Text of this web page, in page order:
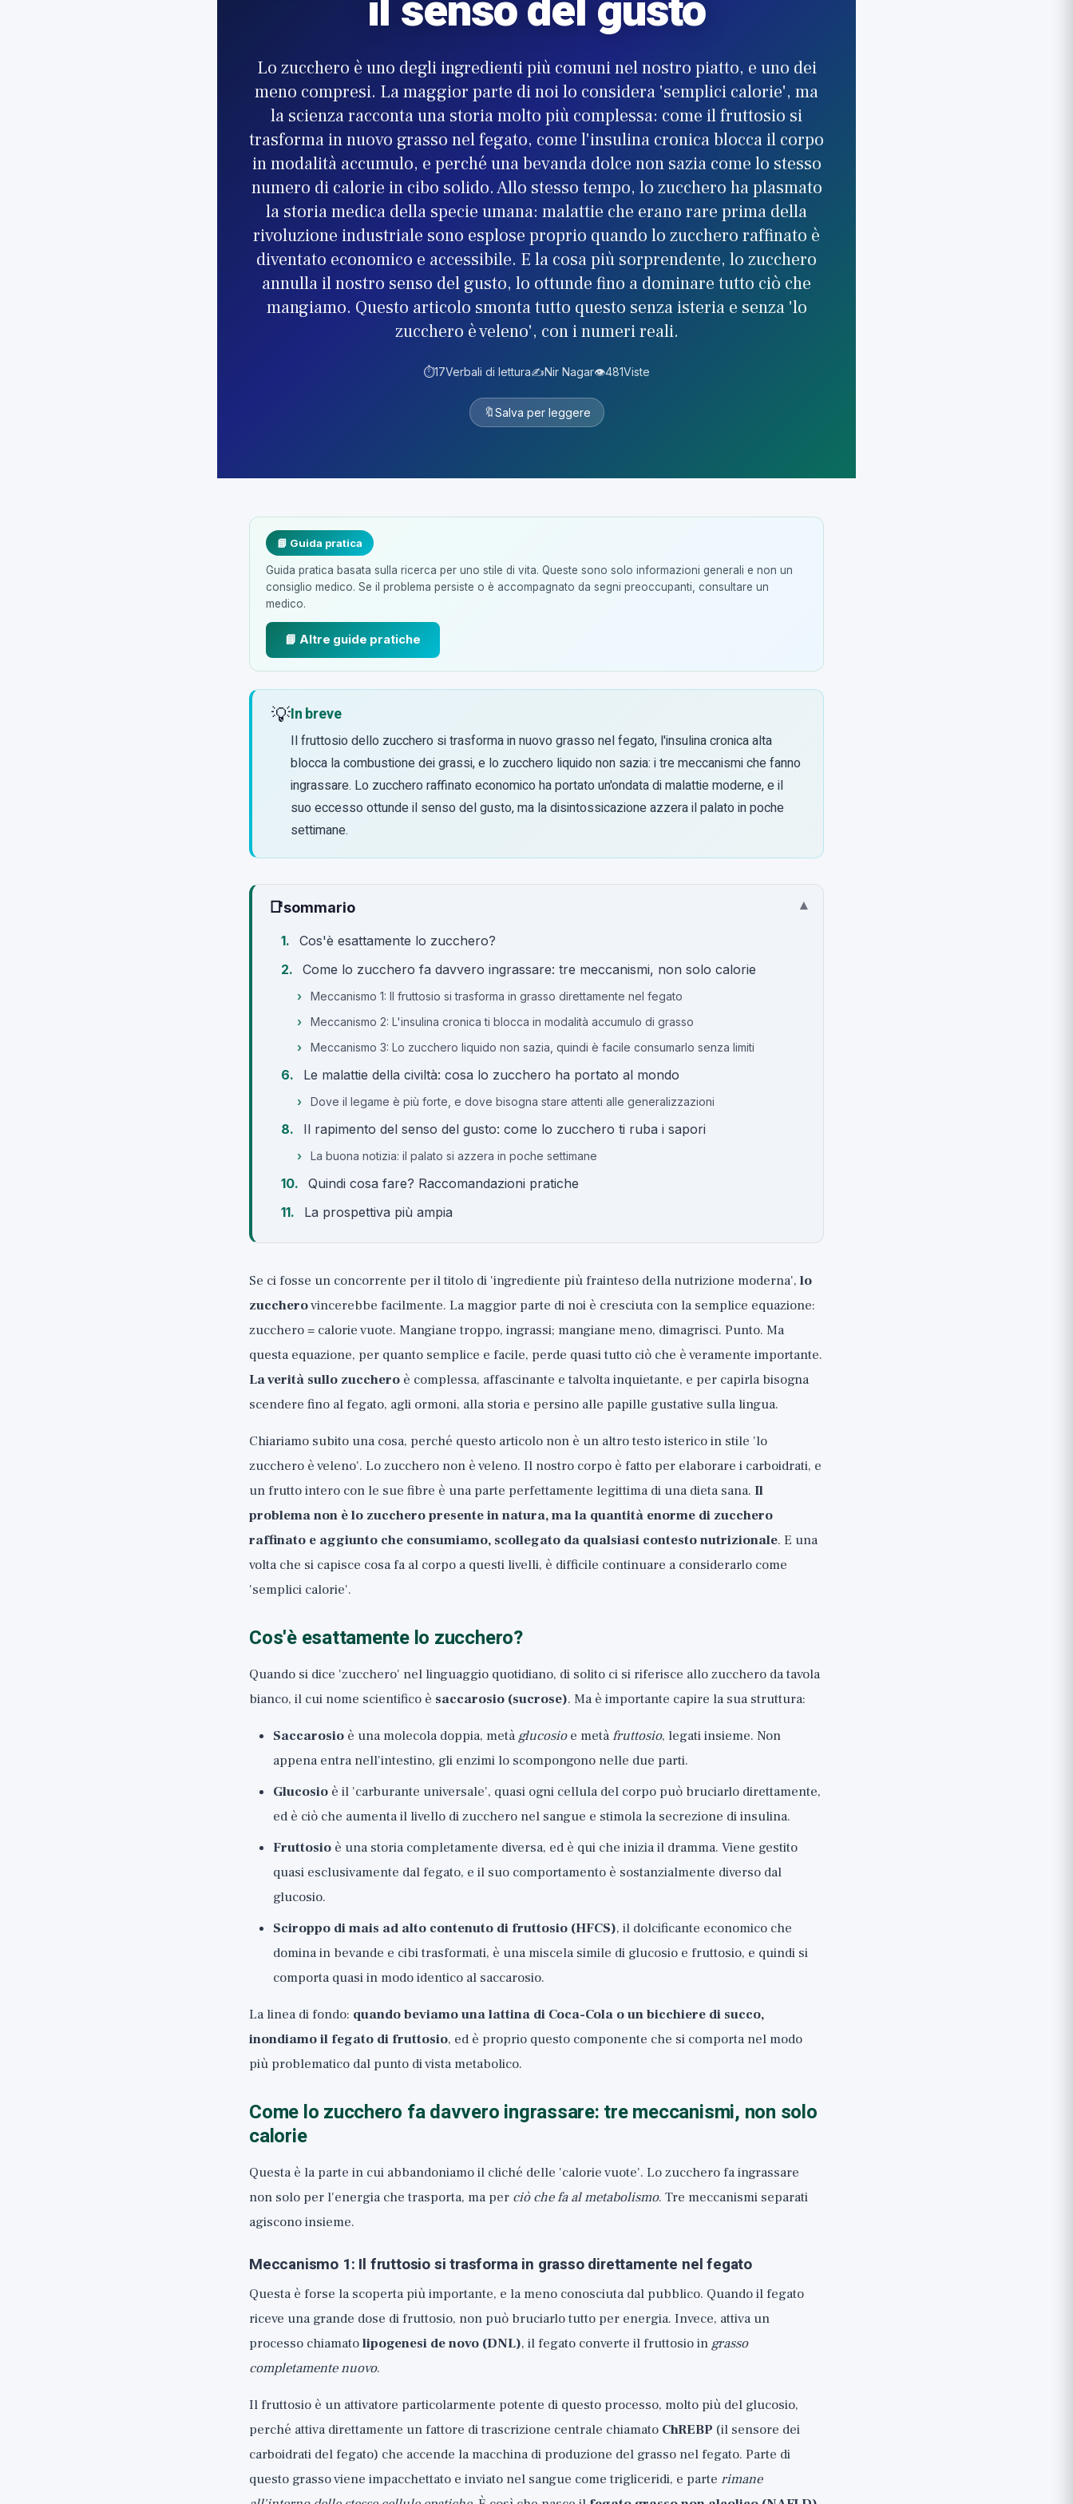
Lo zucchero è uno degli ingredienti più comuni nel nostro piatto, e uno dei
meno compresi. La maggior parte di noi lo considera 'semplici calorie', ma
la scienza racconta una storia molto più complessa: come il fruttosio si
trasforma in nuovo grasso nel fegato, come l'insulina cronica blocca il corpo
in modalità accumulo, e perché una bevanda dolce non sazia come lo stesso
numero di calorie in cibo solido. Allo stesso tempo, lo zucchero ha plasmato
la storia medica della specie umana: malattie che erano rare prima della
rivoluzione industriale sono esplose proprio quando lo zucchero raffinato è
diventato economico e accessibile. E la cosa più sorprendente, lo zucchero
annulla il nostro senso del gusto, lo ottunde fino a dominare tutto ciò che
mangiamo. Questo articolo smonta tutto questo senza isteria e senza 'lo
zucchero è veleno', con i numeri reali.
⏱️17Verbali di lettura✍️Nir Nagar👁️481Viste
🔖Salva per leggere
📘 Guida pratica
Guida pratica basata sulla ricerca per uno stile di vita. Queste sono solo informazioni generali e non un
consiglio medico. Se il problema persiste o è accompagnato da segni preoccupanti, consultare un
medico.
📘 Altre guide pratiche
💡In breve
Il fruttosio dello zucchero si trasforma in nuovo grasso nel fegato, l'insulina cronica alta
blocca la combustione dei grassi, e lo zucchero liquido non sazia: i tre meccanismi che fanno
ingrassare. Lo zucchero raffinato economico ha portato un'ondata di malattie moderne, e il
suo eccesso ottunde il senso del gusto, ma la disintossicazione azzera il palato in poche
settimane.
📑sommario ▾
Cos'è esattamente lo zucchero?
Come lo zucchero fa davvero ingrassare: tre meccanismi, non solo calorie
Meccanismo 1: Il fruttosio si trasforma in grasso direttamente nel fegato
Meccanismo 2: L'insulina cronica ti blocca in modalità accumulo di grasso
Meccanismo 3: Lo zucchero liquido non sazia, quindi è facile consumarlo senza limiti
Le malattie della civiltà: cosa lo zucchero ha portato al mondo
Dove il legame è più forte, e dove bisogna stare attenti alle generalizzazioni
Il rapimento del senso del gusto: come lo zucchero ti ruba i sapori
La buona notizia: il palato si azzera in poche settimane
Quindi cosa fare? Raccomandazioni pratiche
La prospettiva più ampia
Se ci fosse un concorrente per il titolo di 'ingrediente più frainteso della nutrizione moderna', lo
zuccherovincerebbe facilmente. La maggior parte di noi è cresciuta con la semplice equazione:
zucchero = calorie vuote. Mangiane troppo, ingrassi; mangiane meno, dimagrisci. Punto. Ma
questa equazione, per quanto semplice e facile, perde quasi tutto ciò che è veramente importante.
La verità sullo zucchero è complessa, affascinante e talvolta inquietante, e per capirla bisogna
scendere fino al fegato, agli ormoni, alla storia e persino alle papille gustative sulla lingua.
Chiariamo subito una cosa, perché questo articolo non è un altro testo isterico in stile 'lo
zucchero è veleno'. Lo zucchero non è veleno. Il nostro corpo è fatto per elaborare i carboidrati, e
un frutto intero con le sue fibre è una parte perfettamente legittima di una dieta sana. Il
problema non è lo zucchero presente in natura, ma la quantità enorme di zucchero
raffinato e aggiunto che consumiamo, scollegato da qualsiasi contesto nutrizionale. E una
volta che si capisce cosa fa al corpo a questi livelli, è difficile continuare a considerarlo come
'semplici calorie'.
Cos'è esattamente lo zucchero?
Quando si dice 'zucchero' nel linguaggio quotidiano, di solito ci si riferisce allo zucchero da tavola
bianco, il cui nome scientifico è saccarosio (sucrose). Ma è importante capire la sua struttura:
Saccarosio è una molecola doppia, metàglucosioe metàfruttosio, legati insieme. Non
appena entra nell'intestino, gli enzimi lo scompongono nelle due parti.
Glucosio è il 'carburante universale', quasi ogni cellula del corpo può bruciarlo direttamente,
ed è ciò che aumenta il livello di zucchero nel sangue e stimola la secrezione di insulina.
Fruttosio è una storia completamente diversa, ed è qui che inizia il dramma. Viene gestito
quasi esclusivamente dal fegato, e il suo comportamento è sostanzialmente diverso dal
glucosio.
Sciroppo di mais ad alto contenuto di fruttosio (HFCS), il dolcificante economico che
domina in bevande e cibi trasformati, è una miscela simile di glucosio e fruttosio, e quindi si
comporta quasi in modo identico al saccarosio.
La linea di fondo: quando beviamo una lattina di Coca-Cola o un bicchiere di succo,
inondiamo il fegato di fruttosio, ed è proprio questo componente che si comporta nel modo
più problematico dal punto di vista metabolico.
Come lo zucchero fa davvero ingrassare: tre meccanismi, non solo
calorie
Questa è la parte in cui abbandoniamo il cliché delle 'calorie vuote'. Lo zucchero fa ingrassare
non solo per l'energia che trasporta, ma per ciò che fa al metabolismo. Tre meccanismi separati
agiscono insieme.
Meccanismo 1: Il fruttosio si trasforma in grasso direttamente nel fegato
Questa è forse la scoperta più importante, e la meno conosciuta dal pubblico. Quando il fegato
riceve una grande dose di fruttosio, non può bruciarlo tutto per energia. Invece, attiva un
processo chiamatolipogenesi de novo (DNL), il fegato converte il fruttosio ingrasso
completamente nuovo.
Il fruttosio è un attivatore particolarmente potente di questo processo, molto più del glucosio,
perché attiva direttamente un fattore di trascrizione centrale chiamato ChREBP (il sensore dei
carboidrati del fegato) che accende la macchina di produzione del grasso nel fegato. Parte di
questo grasso viene impacchettato e inviato nel sangue come trigliceridi, e parte rimane